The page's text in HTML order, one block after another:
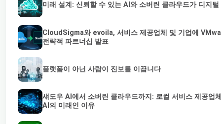
미래 설계: 신뢰할 수 있는 AI와 소버린 클라우드가 디지
CloudSigma와 evoila, 서비스 제공업체 및 기업에
전략적 파트너십 발표
플랫폼이 아닌 사람이 진보를 이끕니다
섀도우 AI에서 소버린 클라우드까지: 로컬 서비스 제공업
AI의 미래인 이유